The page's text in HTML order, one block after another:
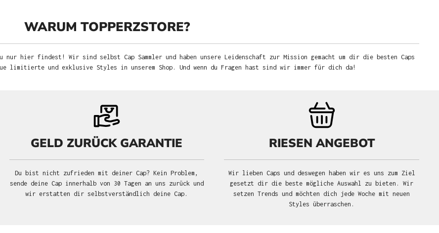
WARUM TOPPERZSTORE?
hier findest! Wir sind selbst Cap Sammler und haben unsere Leidenschaft zur Mission gemacht um dir die besten Caps
limitierte und exklusive Styles in unserem Shop. Und wenn du Fragen hast sind wir immer für dich da!
GELD ZURÜCK GARANTIE
Du bist nicht zufrieden mit deiner Cap? Kein Problem,
sende deine Cap innerhalb von 30 Tagen an uns zurück und
wir erstatten dir selbstverständlich deine Cap.
RIESEN ANGEBOT
Wir lieben Caps und deswegen haben wir es uns zum Ziel
gesetzt dir die beste mögliche Auswahl zu bieten. Wir
setzen Trends und möchten dich jede Woche mit neuen
Styles überraschen.